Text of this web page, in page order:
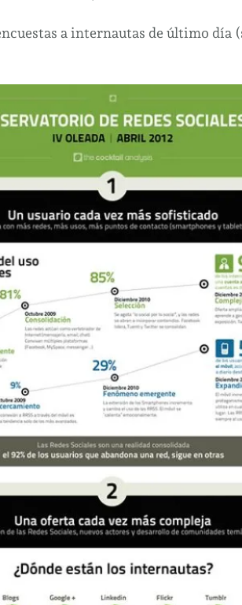
a internautas de último día